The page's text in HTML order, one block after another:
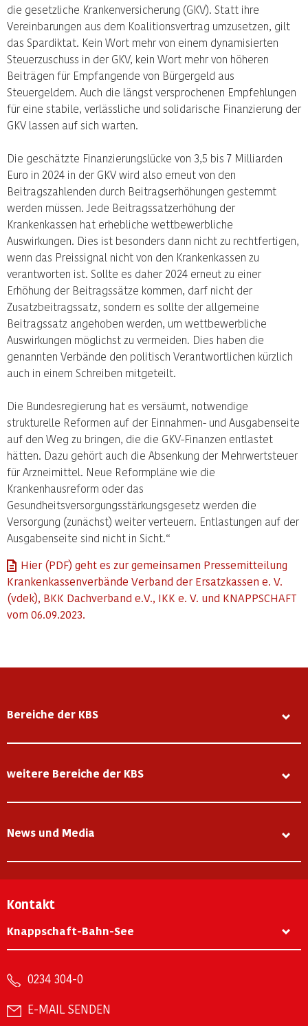
die gesetzliche Krankenversicherung (GKV). Statt ihre
Vereinbarungen aus dem Koalitionsvertrag umzusetzen, gilt
das Spardiktat. Kein Wort mehr von einem dynamisierten
Steuerzuschuss in der GKV, kein Wort mehr von höheren
Beiträgen für Empfangende von Bürgergeld aus
Steuergeldern. Auch die längst versprochenen Empfehlungen
für eine stabile, verlässliche und solidarische Finanzierung der
GKV lassen auf sich warten.
Die geschätzte Finanzierungslücke von 3,5 bis 7 Milliarden
Euro in 2024 in der GKV wird also erneut von den
Beitragszahlenden durch Beitragserhöhungen gestemmt
werden müssen. Jede Beitragssatzerhöhung der
Krankenkassen hat erhebliche wettbewerbliche
Auswirkungen. Dies ist besonders dann nicht zu rechtfertigen,
wenn das Preissignal nicht von den Krankenkassen zu
verantworten ist. Sollte es daher 2024 erneut zu einer
Erhöhung der Beitragssätze kommen, darf nicht der
Zusatzbeitragssatz, sondern es sollte der allgemeine
Beitragssatz angehoben werden, um wettbewerbliche
Auswirkungen möglichst zu vermeiden. Dies haben die
genannten Verbände den politisch Verantwortlichen kürzlich
auch in einem Schreiben mitgeteilt.
Die Bundesregierung hat es versäumt, notwendige
strukturelle Reformen auf der Einnahmen- und Ausgabenseite
auf den Weg zu bringen, die die GKV-Finanzen entlastet
hätten. Dazu gehört auch die Absenkung der Mehrwertsteuer
für Arzneimittel. Neue Reformpläne wie die
Krankenhausreform oder das
Gesundheitsversorgungsstärkungsgesetz werden die
Versorgung (zunächst) weiter verteuern. Entlastungen auf der
Ausgabenseite sind nicht in Sicht.“
Hier (PDF) geht es zur gemeinsamen Pressemitteilung
Krankenkassenverbände Verband der Ersatzkassen e. V.
(vdek), BKK Dachverband e.V., IKK e. V. und KNAPPSCHAFT
vom 06.09.2023.
Bereiche der KBS
weitere Bereiche der KBS
News und Media
Kontakt
Knappschaft-Bahn-See
0234 304-0
E-MAIL SENDEN